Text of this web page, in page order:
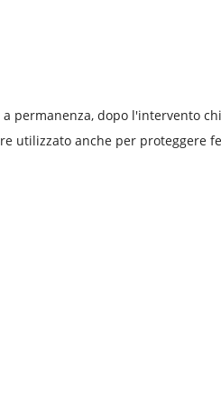
permanenza, dopo l'intervento
utilizzato anche per proteggere